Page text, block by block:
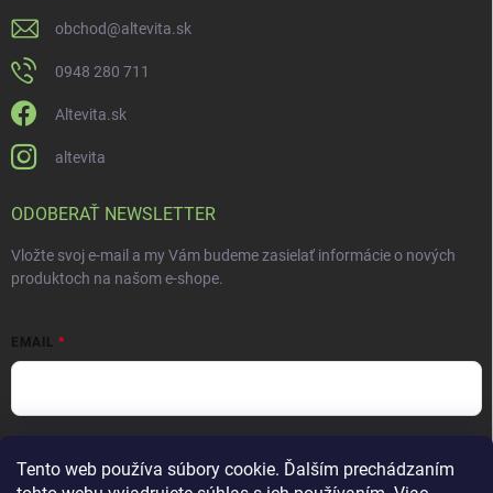
Tento web používa súbory cookie. Ďalším prechádzaním
obchod@altevita.sk
0948 280 711
Altevita.sk
altevita
ODOBERAŤ NEWSLETTER
Vložte svoj e-mail a my Vám budeme zasielať informácie o nových
produktoch na našom e-shope.
EMAIL
Prihlásiť sa